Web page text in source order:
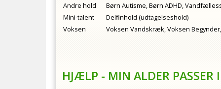
Andre hold
Børn Autisme, Børn ADHD,
Mini-talent
Delfinhold (udtagelseshold)
Voksen
Voksen Vandskræk, Voksen
HJÆLP - MIN ALDER PASSER